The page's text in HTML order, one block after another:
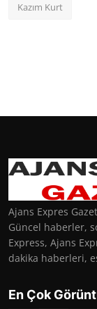
Kazım Kurt
Ajans Expres
Güncel haberler,
Express, Ajans
dakika haberleri,
En Çok